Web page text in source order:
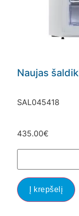
Naujas
SAL045418
435.00€
Į krepšelį